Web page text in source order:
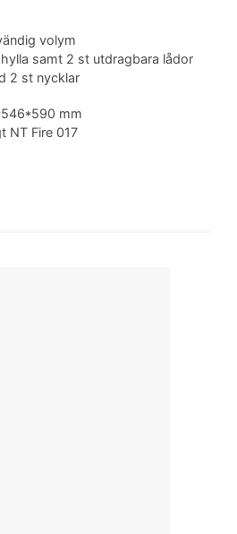
volym
samt 2 st utdragbara lådor
2 st nycklar
mm
NT Fire 017